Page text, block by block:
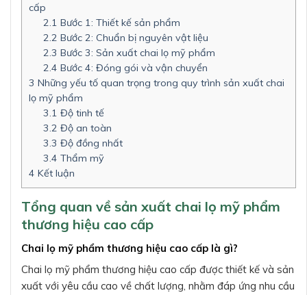
cấp
2.1 Bước 1: Thiết kế sản phẩm
2.2 Bước 2: Chuẩn bị nguyên vật liệu
2.3 Bước 3: Sản xuất chai lọ mỹ phẩm
2.4 Bước 4: Đóng gói và vận chuyển
3 Những yếu tố quan trọng trong quy trình sản xuất chai
lọ mỹ phẩm
3.1 Độ tinh tế
3.2 Độ an toàn
3.3 Độ đồng nhất
3.4 Thẩm mỹ
4 Kết luận
Tổng quan về sản xuất chai lọ mỹ phẩm
thương hiệu cao cấp
Chai lọ mỹ phẩm thương hiệu cao cấp là gì?
Chai lọ mỹ phẩm thương hiệu cao cấp được thiết kế và sản
xuất với yêu cầu cao về chất lượng, nhằm đáp ứng nhu cầu